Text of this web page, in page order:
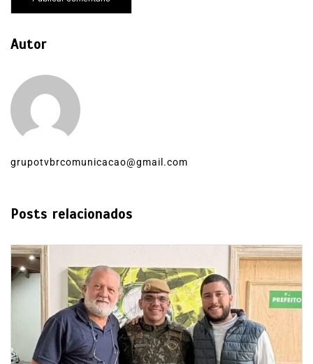
Autor
grupotvbrcomunicacao@gmail.com
Posts relacionados